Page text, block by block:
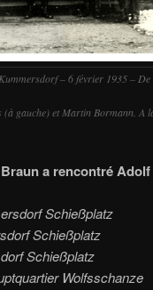
– 6 février 1935 –
gauche) et Martin Bormann. A
a rencontré
Schießplatz
Schießplatz
Schießplatz
Wolfsschanze